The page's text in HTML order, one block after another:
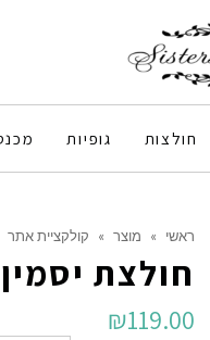
חולצות גופיות
ראשי » מוצר » קולקציית אתר
חולצת יסמין
₪119.00